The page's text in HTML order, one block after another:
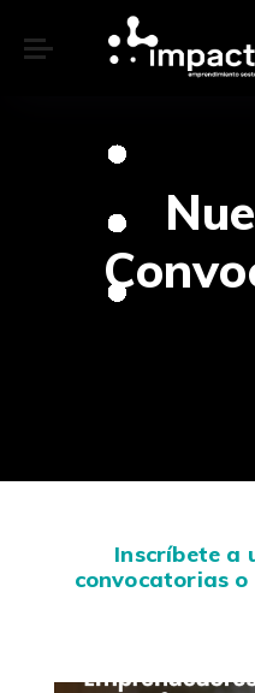
Inscríbete a
convocatorias